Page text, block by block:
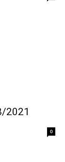
2021
0